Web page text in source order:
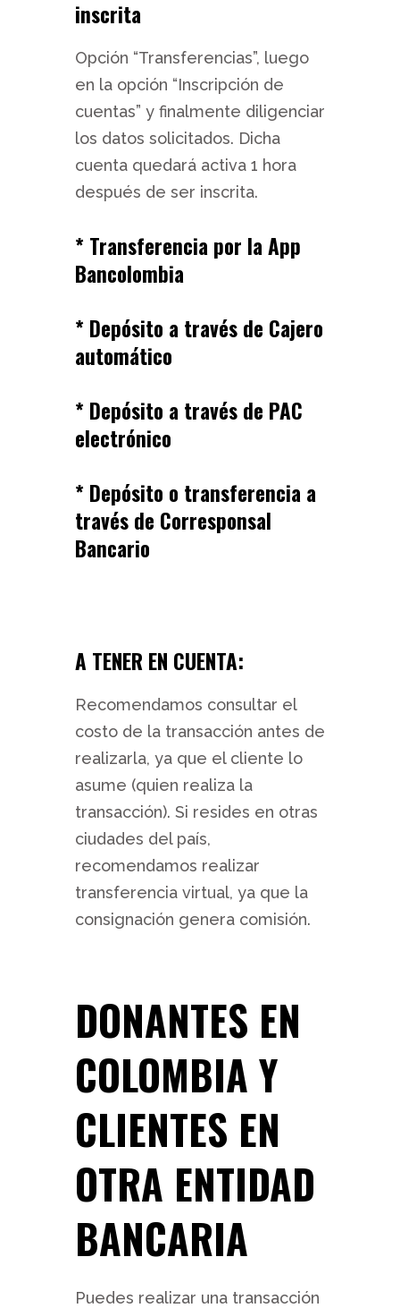
inscrita
Opción “Transferencias”, luego
en la opción “Inscripción de
cuentas” y finalmente diligenciar
los datos solicitados. Dicha
cuenta quedará activa 1 hora
después de ser inscrita.
* Transferencia por la App
Bancolombia
* Depósito a través de Cajero
automático
* Depósito a través de PAC
electrónico
* Depósito o transferencia a
través de Corresponsal
Bancario
A TENER EN CUENTA:
Recomendamos consultar el
costo de la transacción antes de
realizarla, ya que el cliente lo
asume (quien realiza la
transacción). Si resides en otras
ciudades del país,
recomendamos realizar
transferencia virtual, ya que la
consignación genera comisión.
DONANTES EN
COLOMBIA Y
CLIENTES EN
OTRA ENTIDAD
BANCARIA
Puedes realizar una transacción